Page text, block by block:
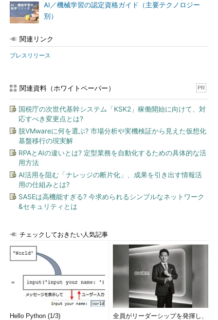
AI／機械学習の認定資格ガイド（主要テクノロジー
別）
関連リンク
プレスリリース
関連資料（ホワイトペーパー） PR
国税庁の次世代基幹システム「KSK2」稼働開始に向けて、対
応すべき変更点とは?
脱VMwareに何を選ぶ? 市場分析や実機検証から見えた仮想化
基盤移行の現実解
RPAとAIの違いとは? 定型業務を自動化するための具体的な活
用方法
AI活用を阻む「ナレッジの断片化」、成果を引き出す情報活
用の仕組みとは?
SASEは高機能すぎる? 今求められるシンプルなネットワーク
&セキュリティとは
チェックしておきたい人気記事
Hello Python (1/3)
全員がリーダーシップを発揮し、